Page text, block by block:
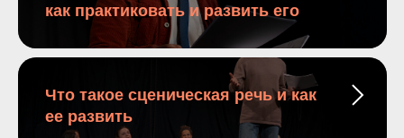
как практиковать и развить его
Что такое сценическая речь и как
ее развить